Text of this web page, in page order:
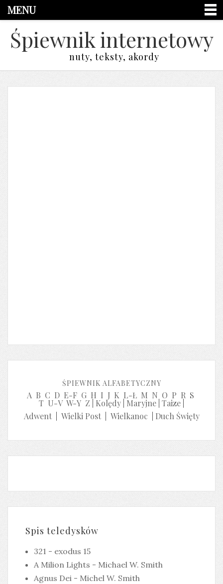
MENU
Śpiewnik internetowy
nuty, teksty, akordy
ŚPIEWNIK ALFABETYCZNY
A B C D E-F G H I J K L-Ł M N O P R S
T U-V W-Y Z Kolędy Maryjne Taize
Adwent| Wielki Post| Wielkanoc Duch Święty
Spis teledysków
321 - exodus 15
A Milion Lights - Michael W. Smith
Agnus Dei - Michel W. Smith